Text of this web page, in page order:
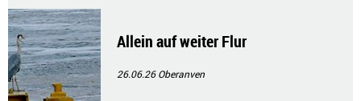
Allein auf weiter Flur
26.06.26Oberanven